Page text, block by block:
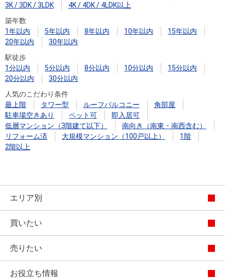
3K / 3DK / 3LDK
4K / 4DK / 4LDK以上
築年数
1年以内
5年以内 8年以内 10年以内
15年以内
20年以内
30年以内
駅徒歩
1分以内
5分以内 8分以内 10分以内
15分以内
20分以内
30分以内
人気のこだわり条件
最上階
タワー型 ルーフバルコニー
角部屋
駐車場空きあり
ペット可
即入居可
低層マンション（3階建て以下）
南向き（南東・南西含む）
リフォーム済
大規模マンション（100戸以上）
1階
2階以上
エリア別
買いたい
売りたい
お役立ち情報